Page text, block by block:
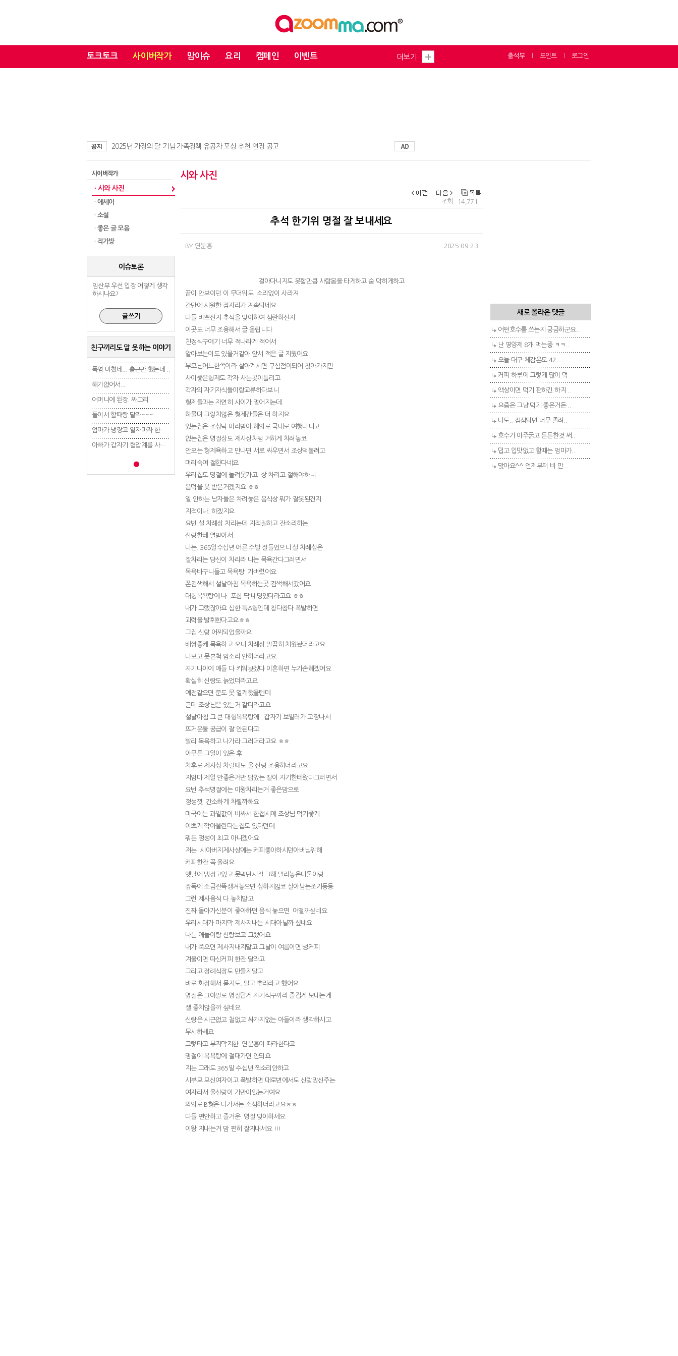
토크토크 사이버작가 맘이슈 요리 캠페인 이벤트 더보기 로그인
포인트
출석부
2025년 가정의 달 기념 가족정책 유공자 포상 추천 연장 공고
사이버작가
· 시와 사진
· 에세이
· 소설
· 좋은 글 모음
· 작가방
이슈토론
임산부 우선 입장 어떻게 생각
하시나요?
친구끼리도 말 못하는 이야기
폭염 미쳤네... 출근만 했는데 ..
해가없어서...
어머니에 된장. 짜그리
둘이서 할때랑 달라~~~
엄마가 냉장고 열자마자 한숨 쉼ㅋ..
아빠가 갑자기 혈압계를 사왔는데 ..
폭염 미쳤네... 출근만 했는데 ..
어머니에 된장. 짜그리
둘이서 할때랑 달라~~~
엄마가 냉장고 열자마자 한숨 쉼ㅋ..
시와 사진
조회 : 14,771
추석 한기위 명절 잘 보내세요
BY 연분홍 2025-09-23
걸아다니지도 못할만큼 사람몸을 타게하고 숨 막히게하고
끝이 안보이던 이 무더위도 소리없이 사라져
간만에 시원한 잠자리가 계속되네요
다들 바쁘신지 추석을 맞이하여 심란하신지
이곳도 너무 조용해서 글 올립니다
친정식구얘기 너무 적나라게 적어서
알아보는이도 있을거같아 앞서 적은 글 지웠어요
부모님어느한쪽이라 살아계시면 구심점이되어 찾아가지만
사이좋은형제도 각자 사는곳이틀리고
각자의 자기자식들이랑교류하다보니
형제들과는 자연히 사이가 멀어지는데
하물며 그렇치않은 형제간들은 더 하지요
있는집은 조상덕 미리받아 해외로 국내로 여행다니고
없는집은 명절상도 제사상처럼 거하게 차려놓코
안오는 형제욕하고 만나면 서로 싸우면서 조상덕볼려고
머리숙여 절한다네요
우리집도 명절에 놀려못가고 상 차리고 절해야하니
음덕을 못 받은거겠지요 ㅎㅎ
일 안하는 남자들은 차려놓은 음식상 뭐가 잘못된건지
지적이나. 하겠지요
요번 설 차례상 차리는데 지적질하고 잔소리하는
신랑한테 열받아서
나는. 365일수십년 어른 수발 잘들었으니 설 차례상은
잘차리는 당신이 차리라 나는 목욕간다그러면서
목욕바구니들고 목욕탕 가버렸어요
폰검색해서 설날아침 목욕하는곳 검색해서갔어요
대형목욕탕에 나 포함 딱 네명있더라고요 ㅎㅎ
내가 그랬잖아요 심한 특A형인데 참다참다 폭발하면
괴력을 발휘한다고요ㅎㅎ
그집 신랑 어찌되었을까요
배짱좋케 목욕하고 오니 차례상 말끔히 치웠놨더라고요
나보고 못본척 암소리 안하더라고요
자기나이에 애들 다 키워놧겠다 이혼하면 누가손해겠어요
확실히 신랑도 늙었더라고요
예전같으면 문도 못 열게했을텐데
근데 조상님은 있는거 같더라고요
설날아침 그 큰 대형목욕탕에 갑자기 보일러가 고장나서
뜨거운물 공급이 잘 안된다고
빨리 목욕하고 나가라 그러더라고요 ㅎㅎ
아무튼 그일이 있은 후
차후로 제사상 차릴때도 울 신랑 조용하더라고요
지엄마 제일 안좋은거만 닮았는 딸이 자기한테왔다그러면서
요번 추석명절에는 이왕차리는거 좋은맘으로
정성껏 간소하게 차릴까해요
미국에는 과일값이 비싸서 한접시에 조상님 먹기좋게
이쁘게 깍아올린다는집도 있다던데
뭐든 정성이 최고 아니겠어요
저는 시아버지제사상에는 커피좋아하시던아버님위해
커피한잔 꼭 올려요
엣날에 냉장고없고 못먹던시절 그해 말라놓은나물이랑
장독에 소금잔뜩쟁겨놓으면 상하지않코 살아남는조기등등
그런 제사음식 다 놓치말고
진짜 돌아가신분이 좋아하던 음식 놓으면 어떨까싶네요
우리시대가 마지막 제사지내는 시대아닐까 싶네요
나는 애들이랑 신랑보고 그랬어요
내가 죽으면 제사지내지말고 그날이 여름이면 냉커피
겨울이면 따신커피 한잔 달라고
그리고 장례식장도 만들지말고
바로 화장해서 묻지도. 말고 뿌리라고 했어요
명절은 그야말로 명절답게 자기식구끼리 즐겁게 보내는게
젤 좋치않을까 싶네요
신랑은 시근없고 철없고 싸가지없는 아들이라 생각하시고
무시하세요
그렇타고 무지막지한 연분홍이 따라한다고
명절에 목욕탕에 절대가면 안되요
지는 그래도 365일 수십년 찍소리안하고
시부모 모신여자이고 폭발하면 대로변에서도 신랑망신주는
여자라서 울신랑이 가만이있는거예요
의외로 B형은 나가서는 소심하더라고요ㅎㅎ
다들 편안하고 즐거운 명절 맞이하세요
이왕 지내는거 맘 편히 잘지내세요 !!!
새로 올라온 댓글
어떤호수를 쓰는지 궁금하군요..
난 영양제 8개 먹는중 ㅋㅋ..
오늘 대구 체감온도 42....
커피 하루에 그렇게 많이 먹..
액상이면 먹기 편하긴 하지 ..
요즘은 그냥 먹기 좋은거든 ..
나도.. 점심되면 너무 졸려..
호수가 아주굵고 튼튼한것 써..
덥고 입맛없고 할때는 엄마가..
맞아요^^ 언제부터 비 만 ..